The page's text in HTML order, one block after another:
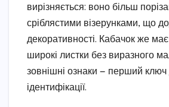
вирізняється: воно більш
сріблястими візерунками, що
декоративності. Кабачок же має
широкі листки без виразного
зовнішні ознаки — перший ключ
ідентифікації.